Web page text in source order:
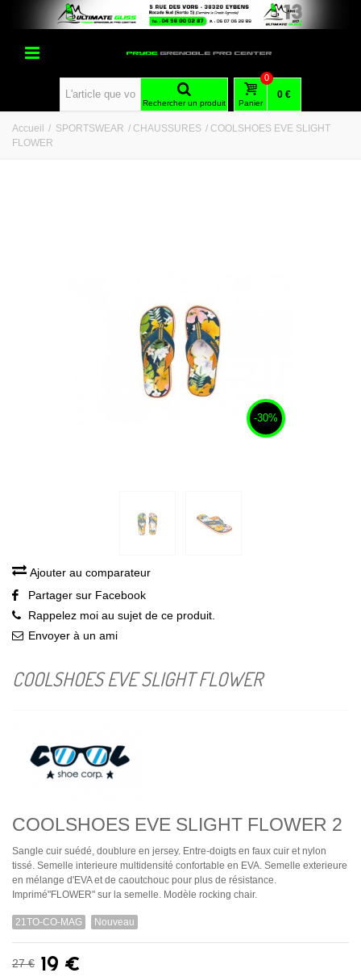
Rechercher un produit Panier
0
0 €
Accueil / SPORTSWEAR / CHAUSSURES / COOLSHOES EVE SLIGHT
FLOWER
-30%
Ajouter au comparateur
Partager sur Facebook
Rappelez moi au sujet de ce produit.
Envoyer à un ami
COOLSHOES EVE SLIGHT FLOWER
COOLSHOES EVE SLIGHT FLOWER 2
Sangle cuir suédé, doublure en jersey. Entre-doigts en faux cuir et nylon
tissé. Semelle interieure multidensité confortable en EVA. Semelle exterieure
en mélange d'EVA et de caoutchouc pour plus de résistance.
Imprimé"FLOWER" sur la semelle. Modèle rocking chair.
21TO-CO-MAG Nouveau
27 € 19 €